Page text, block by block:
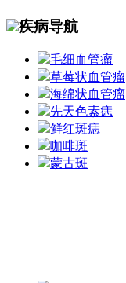
疾病导航
毛细血管瘤
草莓状血管瘤
海绵状血管瘤
先天色素痣
鲜红斑痣
咖啡斑
蒙古斑